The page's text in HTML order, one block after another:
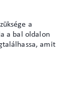
a
a bal oldalon
amit